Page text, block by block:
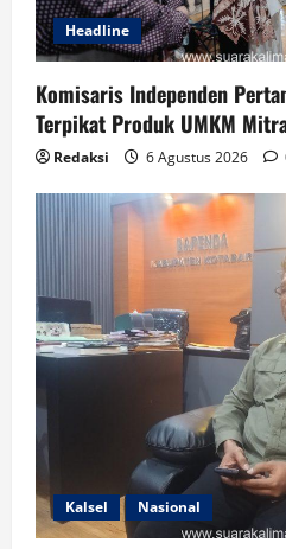
Headline
Komisaris Independen
Terpikat Produk UMKM
Redaksi 6 Agustus 2026
Kalsel Nasional